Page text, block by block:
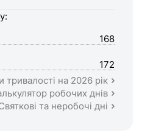
168
172
тривалості на 2026 рік
робочих днів
та неробочі дні